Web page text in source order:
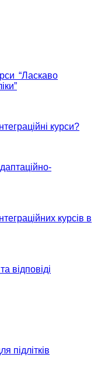
“Ласкаво
курси?
курсів в
відповіді
підлітків